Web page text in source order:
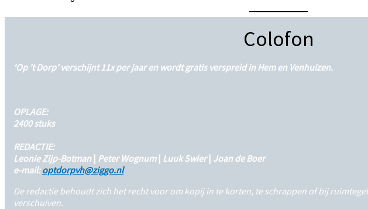
Colofon
‘Op ’t Dorp’ verschijnt 11x per jaar en wordt gratis verspreid in Hem en Venhuizen.
OPLAGE:
2400 stuks
REDACTIE:
Leonie Zijp-Botman | Peter Wognum | Luuk Swier| Joan de Boer
e-mail:optdorpvh@ziggo.nl
De redactie behoudt zich het recht voor om kopij in te korten, te schrappen of bij
verschuiven.